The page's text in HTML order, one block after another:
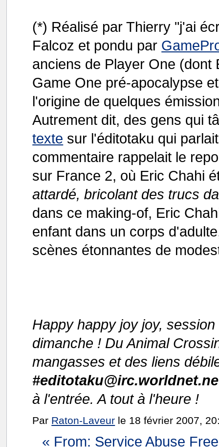
(*) Réalisé par Thierry "j'ai
Falcoz et pondu par
anciens de Player One
Game One pré-apocalypse
l'origine de quelques
Autrement dit, des gens qui
texte sur l'éditotaku qui
commentaire rappelait le
sur France 2, où Eric Chahi
attardé, bricolant des trucs
dans ce making-of, Eric
enfant dans un corps
scènes étonnantes de
Happy happy joy joy,
dimanche ! Du Animal
mangasses et des liens
à l'entrée. A tout à l'heure !
Par Raton-Laveur le 18 février 2007,
« From: Service Abuse